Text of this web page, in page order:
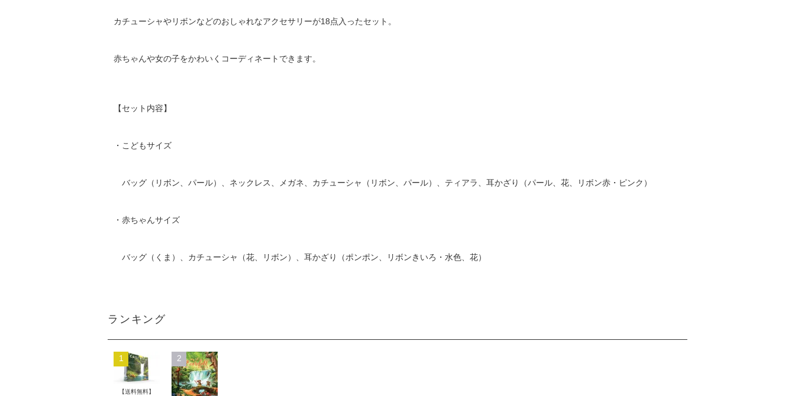
カチューシャやリボンなどのおしゃれなアクセサリーが18点入ったセット。
赤ちゃんや女の子をかわいくコーディネートできます。
【セット内容】
・こどもサイズ
バッグ（リボン、パール）、ネックレス、メガネ、カチューシャ（リボン、パール）、ティアラ、耳かざり（パール、花、リボン赤・ピンク）
・赤ちゃんサイズ
バッグ（くま）、カチューシャ（花、リボン）、耳かざり（ポンポン、リボンきいろ・水色、花）
ランキング
1
【送料無料】
2